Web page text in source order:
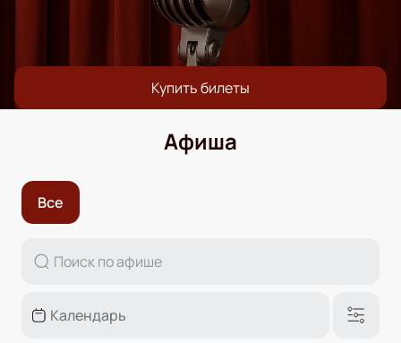
Купить билеты
Афиша
Все